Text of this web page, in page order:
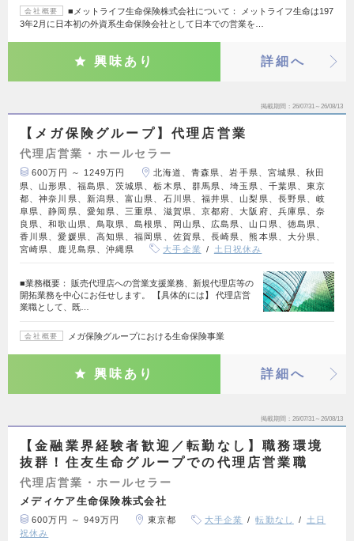
会社概要
■メットライフ生命保険株式会社について： メットライフ生命は197
3年2月に日本初の外資系生命保険会社として日本での営業を…
興味あり 詳細へ
掲載期間 26/07/31～26/08/13
【メガ保険グループ】代理店営業
代理店営業・ホールセラー
600万円 ～ 1249万円
北海道、青森県、岩手県、宮城県、秋田
県、山形県、福島県、茨城県、栃木県、群馬県、埼玉県、千葉県、東京
都、神奈川県、新潟県、富山県、石川県、福井県、山梨県、長野県、岐
阜県、静岡県、愛知県、三重県、滋賀県、京都府、大阪府、兵庫県、奈
良県、和歌山県、鳥取県、島根県、岡山県、広島県、山口県、徳島県、
香川県、愛媛県、高知県、福岡県、佐賀県、長崎県、熊本県、大分県、
宮崎県、鹿児島県、沖縄県
大手企業 土日祝休み
■業務概要： 販売代理店への営業支援業務、新規代理店等の
開拓業務を中心にお任せします。 【具体的には】 代理店営
業職として、既…
会社概要 メガ保険グループにおける生命保険事業
興味あり 詳細へ
掲載期間 26/07/31～26/08/13
【金融業界経験者歓迎／転勤なし】職務環境
抜群！住友生命グループでの代理店営業職
代理店営業・ホールセラー
メディケア生命保険株式会社
600万円 ～ 949万円 東京都 大手企業 転勤なし
土日
祝休み